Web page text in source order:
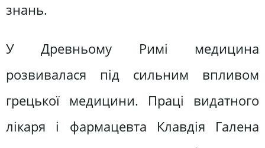
знань.
У Древньому Римі медицина
розвивалася під сильним впливом
грецької медицини. Праці видатного
лікаря і фармацевта Клавдія Галена